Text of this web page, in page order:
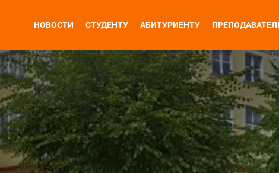
НОВОСТИ СТУДЕНТУ АБИТУРИЕНТУ